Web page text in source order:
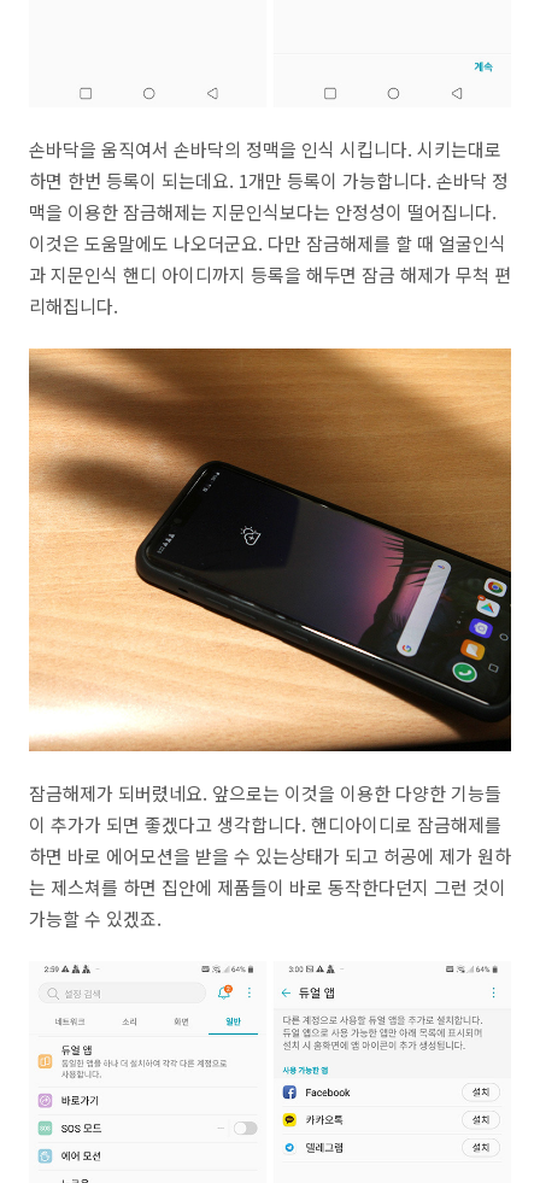
손바닥을 움직여서 손바닥의 정맥을 인식 시킵니다. 시키는대로
하면 한번 등록이 되는데요. 1개만 등록이 가능합니다. 손바닥 정
맥을 이용한 잠금해제는 지문인식보다는 안정성이 떨어집니다.
이것은 도움말에도 나오더군요. 다만 잠금해제를 할 때 얼굴인식
과 지문인식 핸디 아이디까지 등록을 해두면 잠금 해제가 무척 편
리해집니다.
잠금해제가 되버렸네요. 앞으로는 이것을 이용한 다양한 기능들
이 추가가 되면 좋겠다고 생각합니다. 핸디아이디로 잠금해제를
하면 바로 에어모션을 받을 수 있는상태가 되고 허공에 제가 원하
는 제스쳐를 하면 집안에 제품들이 바로 동작한다던지 그런 것이
가능할 수 있겠죠.